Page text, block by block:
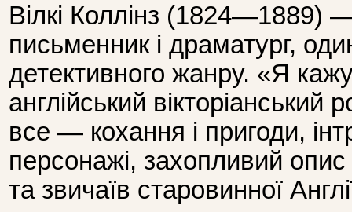
Вілкі Коллінз (1824—1889)
письменник і драматург,
детективного жанру. «Я
англійський
все — кохання і пригоди,
персонажі, захопливий опис
та звичаїв старовинної